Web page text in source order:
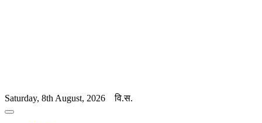
Saturday, 8th August, 2026 वि.स.